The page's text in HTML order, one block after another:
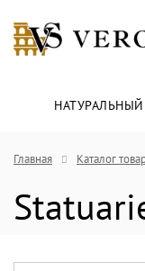
Главная Каталог